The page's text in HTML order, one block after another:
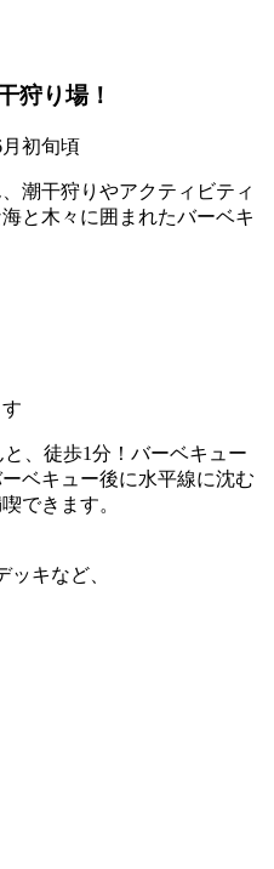
狩り場！
月初旬頃
潮干狩りやアクティビティ
と木々に囲まれたバーベキ
、徒歩1分！バーベキュー
ベキュー後に水平線に沈む
できます。
キなど、